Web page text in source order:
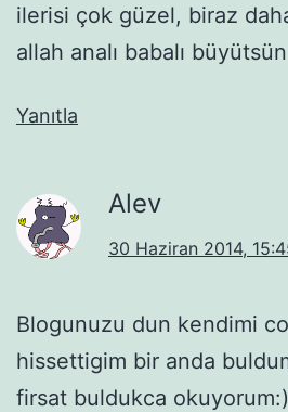
ilerisi çok güzel, biraz
allah analı babalı
Yanıtla
Alev
30 Haziran 2014,
Blogunuzu dun kendimi
hissettigim bir anda
firsat buldukca